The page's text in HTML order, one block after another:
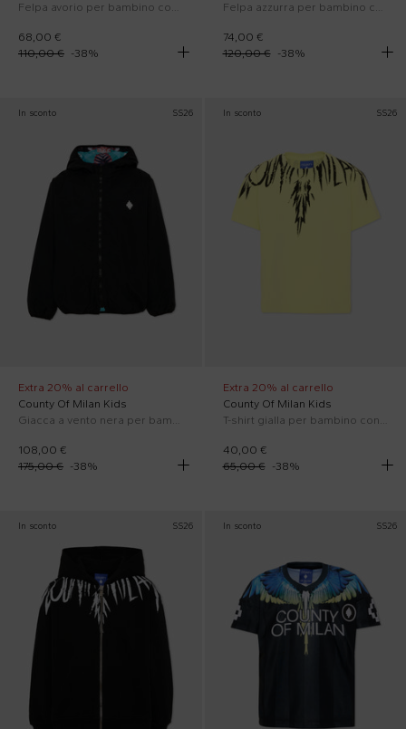
68,00 €
110,00 € -38%
74,00 €
120,00 €
-38%
In sconto SS26
Extra 20% al carrello
County Of Milan Kids
Giacca a vento nera per bambino con logo
108,00 €
175,00 € -38%
In sconto SS26
Extra 20% al carrello
County Of Milan Kids
T-shirt gialla per bambino con ali
40,00 €
65,00 €
-38%
In sconto SS26 In sconto SS26